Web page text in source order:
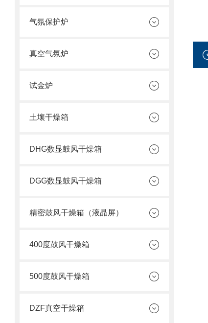
气氛保护炉
真空气氛炉
试金炉
土壤干燥箱
DHG数显鼓风干燥箱
DGG数显鼓风干燥箱
精密鼓风干燥箱（液晶屏）
400度鼓风干燥箱
500度鼓风干燥箱
DZF真空干燥箱